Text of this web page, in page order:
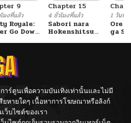
9
มงที่แล้ว
Royale:
Go Down
Chapter 15
4 ชั่วโมงที่แล้ว
Sabori nara
Hokenshitsu
1 วันที่แ
Ore
ga
าร์ตูนเพื่อความบันเทิงเท่านั้นและไม่มี
หายใดๆ เนื้อหาการโฆษณาหรือลิงก์
บไซต์ของเรา